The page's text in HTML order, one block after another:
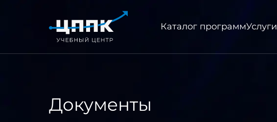
Каталог программУслуги
Документы